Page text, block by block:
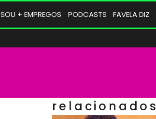
SOU + EMPREGOS PODCASTS FAVELA DIZ
relacionados